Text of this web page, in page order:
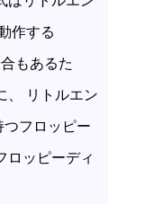
作する
もあるた
、 リトルエン
フロッピー
ロッピーディ